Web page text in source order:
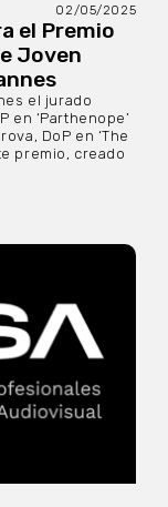
02/05/2025
el Premio
Joven
el jurado
en ‘Parthenope’
DoP en ‘The
premio, creado